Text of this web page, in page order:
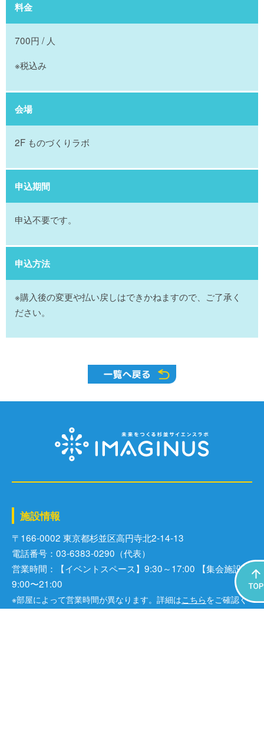
料金
700円 / 人
※税込み
会場
2F ものづくりラボ
申込期間
申込不要です。
申込方法
※購入後の変更や払い戻しはできかねますので、ご了承く
ださい。
施設情報
〒166-0002 東京都杉並区⾼円寺北2-14-13
電話番号：03-6383-0290（代表）
営業時間：【イベントスペース】9:30～17:00 【集会施設】
9:00〜21:00
※部屋によって営業時間が異なります。詳細はこちらをご確認く